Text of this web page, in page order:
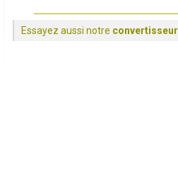
Essayez aussi notre convertisseur